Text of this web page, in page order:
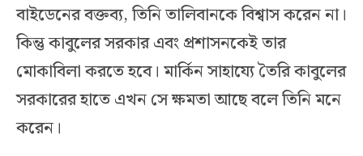
বাইডেনের বক্তব্য, তিনি তালিবানকে বিশ্বাস করেন না।
কিন্তু কাবুলের সরকার এবং প্রশাসনকেই তার
মোকাবিলা করতে হবে। মার্কিন সাহায্যে তৈরি কাবুলের
সরকারের হাতে এখন সে ক্ষমতা আছে বলে তিনি মনে
করেন।